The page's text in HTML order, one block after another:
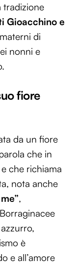
tradizione
Gioacchino e
di
nonni e
fiore
da un fiore
che in
che richiama
nota anche
,
è
e all’amore